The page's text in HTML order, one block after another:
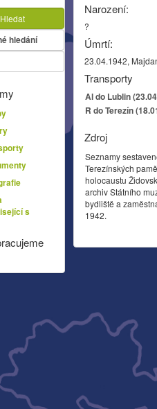
Narození:
?
Úmrtí:
23.04.1942,
Transporty
Al do Lublin
R do Terezín
Zdroj
Seznamy
Terezínských
holocaustu
archiv Státního
bydliště a
1942.
Hledat
hledání
s